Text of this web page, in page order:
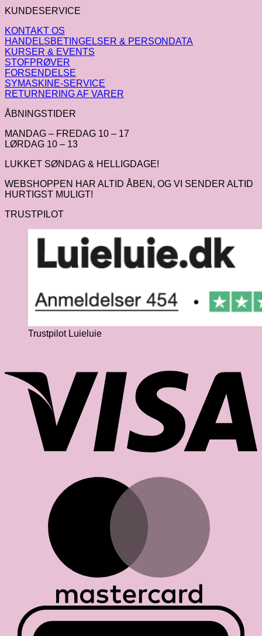
KUNDESERVICE
KONTAKT OS
HANDELSBETINGELSER & PERSONDATA
KURSER & EVENTS
STOFPRØVER
FORSENDELSE
SYMASKINE-SERVICE
RETURNERING AF VARER
ÅBNINGSTIDER
MANDAG – FREDAG 10 – 17
LØRDAG 10 – 13
LUKKET SØNDAG & HELLIGDAGE!
WEBSHOPPEN HAR ALTID ÅBEN, OG VI SENDER ALTID
HURTIGST MULIGT!
TRUSTPILOT
Trustpilot Luieluie